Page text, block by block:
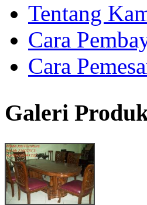
Tentang
Cara
Cara
Galeri